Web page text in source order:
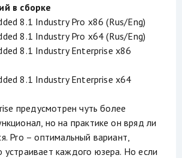
в сборке
8.1 Industry Pro x86 (Rus/Eng)
8.1 Industry Pro x64 (Rus/Eng)
8.1 Industry Enterprise x86
8.1 Industry Enterprise x64
предусмотрен чуть более
но на практике он вряд ли
Pro – оптимальный вариант,
каждого юзера. Но если